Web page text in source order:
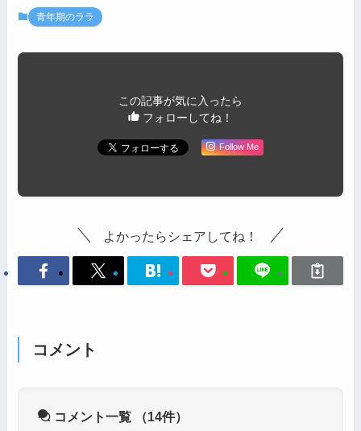
青年期のララ
この記事が気に入ったら
フォローしてね！
Follow Me
よかったらシェアしてね！
コメント
コメント一覧 （14件）